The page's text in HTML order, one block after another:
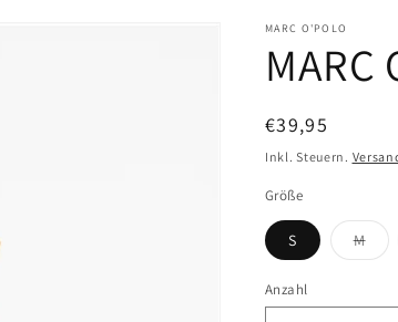
MARC O'POLO
MARC
Normaler
Preis
€39,95
Inkl. Steuern.
Größe
S M
Anzahl
Anzahl